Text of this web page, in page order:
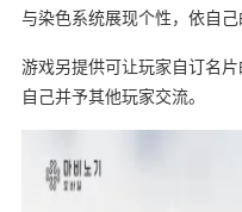
与染色系统展现个性，依自己
游戏另提供可让玩家自订名
自己并予其他玩家交流。